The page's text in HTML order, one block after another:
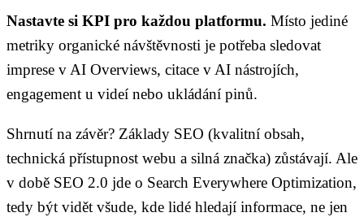
Nastavte si KPI pro každou platformu. Místo jediné
metriky organické návštěvnosti je potřeba sledovat
imprese v AI Overviews, citace v AI nástrojích,
engagement u videí nebo ukládání pinů.
Shrnutí na závěr? Základy SEO (kvalitní obsah,
technická přístupnost webu a silná značka) zůstávají. Ale
v době SEO 2.0 jde o Search Everywhere Optimization,
tedy být vidět všude, kde lidé hledají informace, ne jen